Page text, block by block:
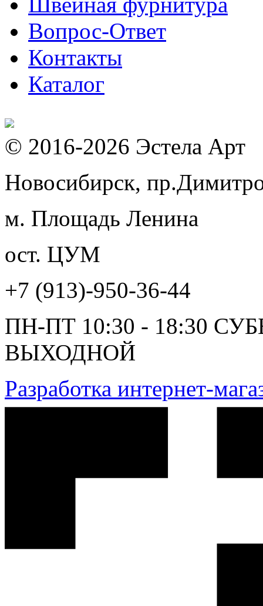
Вопрос-Ответ
Контакты
Каталог
© 2016-2026 Эстела Арт
Новосибирск,
м. Площадь Ленина
ост. ЦУМ
+7 (913)-950-36-44
ПН-ПТ 10:30 - 18:30
ВЫХОДНОЙ
Разработка интернет-